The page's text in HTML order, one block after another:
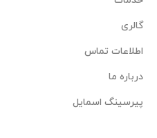
گالری
اطلاعات تماس
درباره ما
پیرسینگ اسمایل